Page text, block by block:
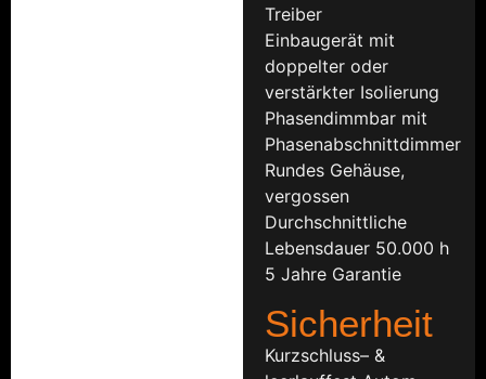
Treiber
Einbaugerät mit
doppelter oder
verstärkter Isolierung
Phasendimmbar mit
Phasenabschnittdimmer
Rundes Gehäuse,
vergossen
Durchschnittliche
Lebensdauer 50.000 h
5 Jahre Garantie
Sicherheit
Kurzschluss– &